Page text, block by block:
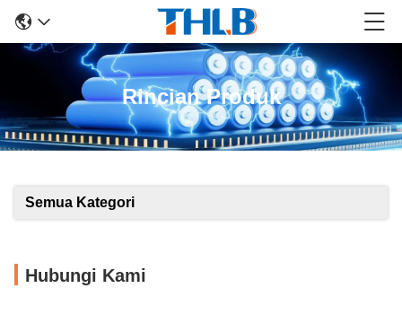
Rincian Produk
Semua Kategori
Hubungi Kami